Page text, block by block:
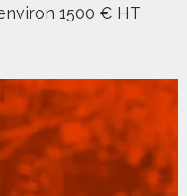
1500 € HT